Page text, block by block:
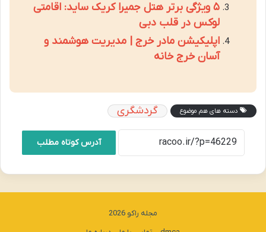
۵ ویژگی برتر هتل جمیرا کریک ساید: اقامتی
لوکس در قلب دبی
اپلیکیشن مادر خرج | مدیریت هوشمند و
آسان خرج خانه
دسته های هم موضوع گردشگری
آدرس کوتاه مطلب
مجله راکو 2026